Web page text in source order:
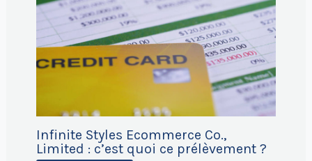
Infinite Styles Ecommerce Co.,
Limited : c’est quoi ce prélèvement ?